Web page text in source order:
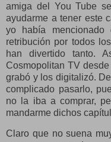
amiga del You Tube
ayudarme a tener este
yo había
retribución por todos
han divertido tanto.
Cosmopolitan TV
grabó y los digitalizó.
complicado pasarlo,
no la iba a comprar,
mandarme dichos
Claro que no suena